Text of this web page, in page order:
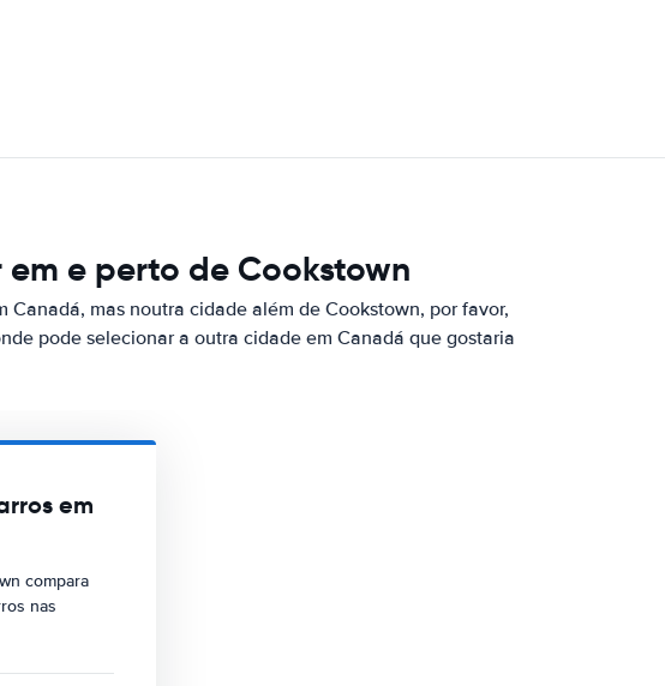
e perto de Cookstown
Canadá, mas noutra cidade além de Cookstown, por favor,
pode selecionar a outra cidade em Canadá que gostaria
em
compara
nas